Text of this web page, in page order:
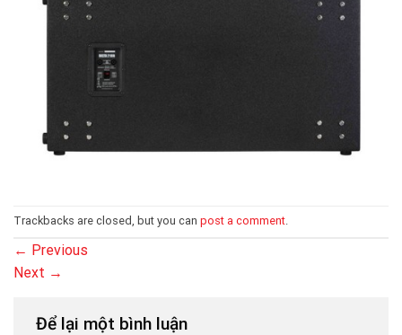
Trackbacks are closed, but you can post a comment.
← Previous
Next →
Để lại một bình luận